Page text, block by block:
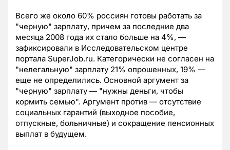
Всего же около 60% россиян готовы работать за
"черную" зарплату, причем за последние два
месяца 2008 года их стало больше на 4%, —
зафиксировали в Исследовательском центре
портала SuperJob.ru. Категорически не согласен на
"нелегальную" зарплату 21% опрошенных, 19% —
еще не определились. Основной аргумент за
"черную" зарплату — "нужны деньги, чтобы
кормить семью". Аргумент против — отсутствие
социальных гарантий (выходное пособие,
отпускные, больничные) и сокращение пенсионных
выплат в будущем.